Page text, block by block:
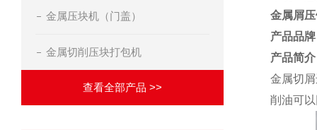
金属压块机（门盖）
金属切削压块打包机
查看全部产品 >>
金属屑
产品品
产品简
金属切
削油可